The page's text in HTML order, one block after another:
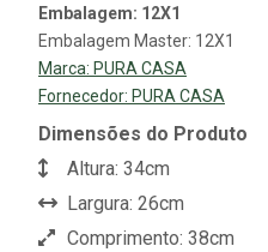
Embalagem: 12X1
Embalagem Master: 12X1
Marca: PURA CASA
Fornecedor: PURA CASA
Dimensões do Produto
Altura: 34cm
Largura: 26cm
Comprimento: 38cm